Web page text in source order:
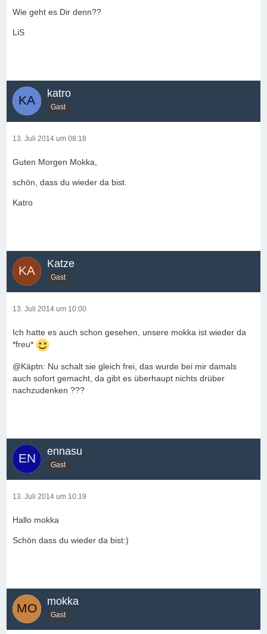
Wie geht es Dir denn??
LiS
katro
Gast
13. Juli 2014 um 08:18
Guten Morgen Mokka,
schön, dass du wieder da bist.
Katro
Katze
Gast
13. Juli 2014 um 10:00
Ich hatte es auch schon gesehen, unsere mokka ist wieder da
*freu*
@Käptn: Nu schalt sie gleich frei, das wurde bei mir damals
auch sofort gemacht, da gibt es überhaupt nichts drüber
nachzudenken ???
ennasu
Gast
13. Juli 2014 um 10:19
Hallo mokka
Schön dass du wieder da bist:)
mokka
Gast